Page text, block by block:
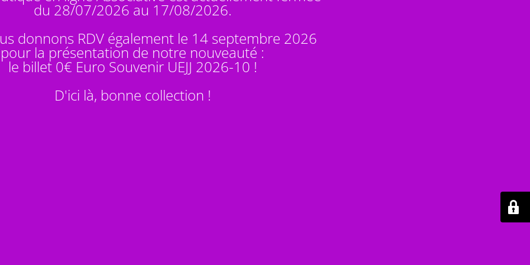
du 28/07/2026 au 17/08/2026.
donnons RDV également le 14 septembre 2026
pour la présentation de notre nouveauté :
le billet 0€ Euro Souvenir UEJJ 2026-10 !
D'ici là, bonne collection !